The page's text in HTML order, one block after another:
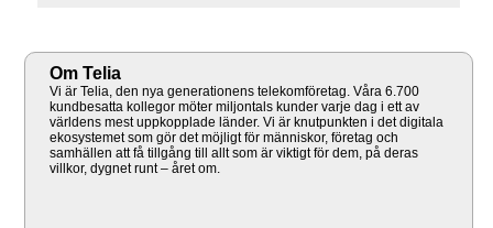
Om Telia
Vi är Telia, den nya generationens telekomföretag. Våra 6.700
kundbesatta kollegor möter miljontals kunder varje dag i ett av
världens mest uppkopplade länder. Vi är knutpunkten i det digitala
ekosystemet som gör det möjligt för människor, företag och
samhällen att få tillgång till allt som är viktigt för dem, på deras
villkor, dygnet runt – året om.